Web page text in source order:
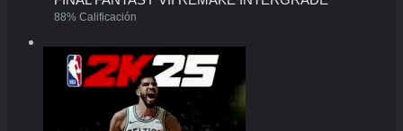
88% Calificación